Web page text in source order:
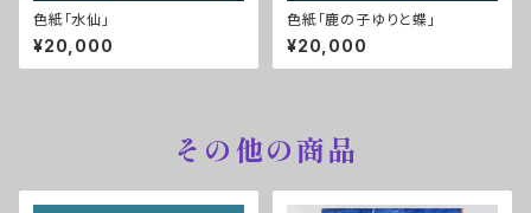
色紙「水仙」
¥20,000
色紙「鹿の子ゆりと蝶」
¥20,000
その他の商品